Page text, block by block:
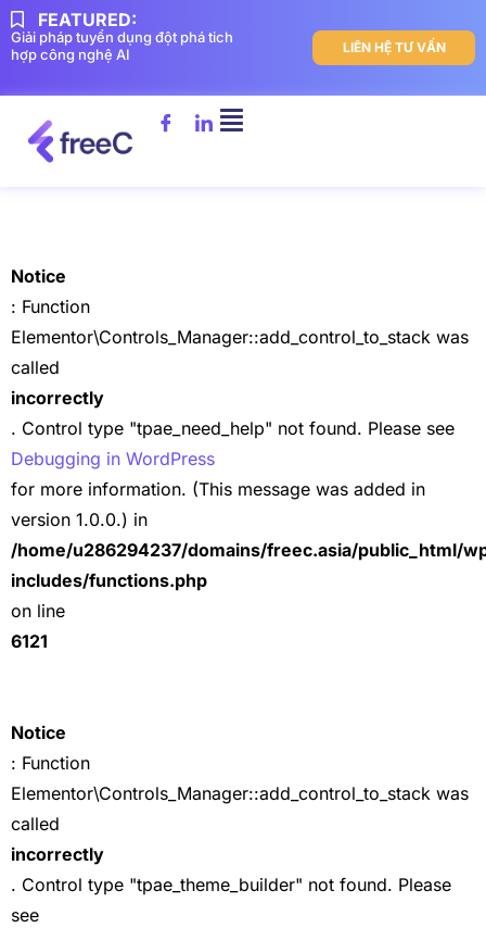
FEATURED:
Giải pháp tuyển dụng đột phá tich
hợp công nghệ AI
LIÊN HỆ TƯ VẤN
Notice
: Function
Elementor\Controls_Manager::add_control_to_stack was
called
incorrectly
. Control type "tpae_need_help" not found. Please see
Debugging in WordPress
for more information. (This message was added in
version 1.0.0.) in
/home/u286294237/domains/freec.asia/public_html/
includes/functions.php
on line
6121
Notice
: Function
Elementor\Controls_Manager::add_control_to_stack was
called
incorrectly
. Control type "tpae_theme_builder" not found. Please
see